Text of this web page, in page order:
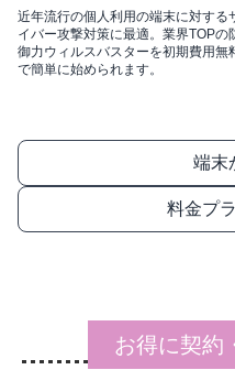
近年流行の個人利用の端末に対する
イバー攻撃対策に最適。業界TOPの
御力ウィルスバスターを初期費用無
で簡単に始められます。
端末
料金プ
お得に契約